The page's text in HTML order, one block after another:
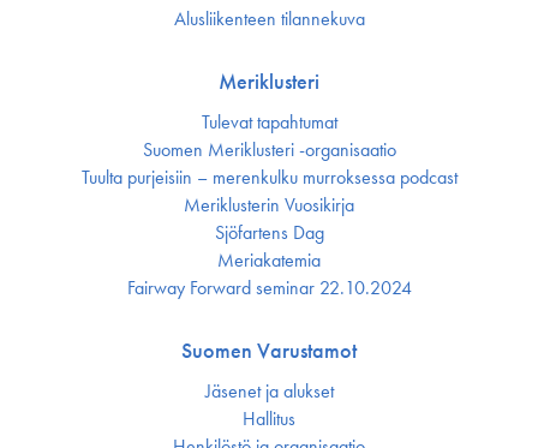
Alusliikenteen tilannekuva
Meriklusteri
Tulevat tapahtumat
Suomen Meriklusteri -organisaatio
Tuulta purjeisiin – merenkulku murroksessa podcast
Meriklusterin Vuosikirja
Sjöfartens Dag
Meriakatemia
Fairway Forward seminar 22.10.2024
Suomen Varustamot
Jäsenet ja alukset
Hallitus